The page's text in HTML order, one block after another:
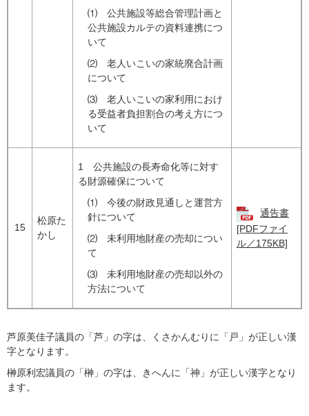
⑴ 公共施設等総合管理計画と
公共施設カルテの資料連携につ
いて
⑵ 老人いこいの家統廃合計画
について
⑶ 老人いこいの家利用におけ
る受益者負担割合の考え方につ
いて
15
松原た
かし
1 公共施設の長寿命化等に対す
る財源確保について
⑴ 今後の財政見通しと運営方
針について
⑵ 未利用地財産の売却につい
て
⑶ 未利用地財産の売却以外の
方法について
通告書
[PDFファイ
ル／175KB]
芦原美佳子議員の「芦」の字は、くさかんむりに「戸」が正しい漢
字となります。
榊原利宏議員の「榊」の字は、きへんに「神」が正しい漢字となり
ます。